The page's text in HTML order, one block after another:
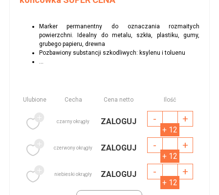
Marker permanentny do oznaczania rozmaitych
powierzchni. Idealny do metalu, szkła, plastiku, gumy,
grubego papieru, drewna
Pozbawiony substancji szkodliwych: ksylenu i toluenu
...
Ulubione Cecha Cena netto Ilość
czarny okrągły ZALOGUJ - +
+ 12
czerwony okrągły ZALOGUJ - +
+ 12
niebieski okrągły ZALOGUJ - +
+ 12